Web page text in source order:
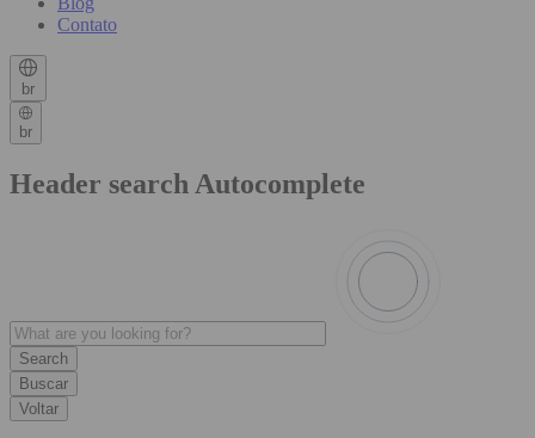
Contato
br
br
Header search Autocomplete
Buscar
Voltar